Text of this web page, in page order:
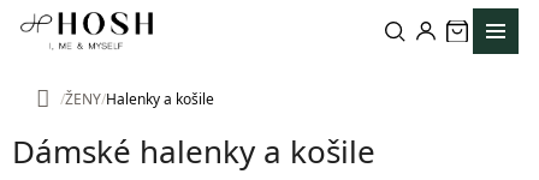
Přejít
Domů
ŽENY Halenky a košile
Dámské halenky a košile